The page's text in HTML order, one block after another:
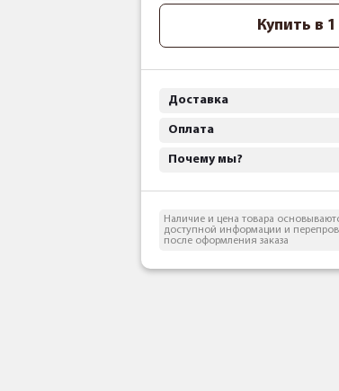
Купить в
Доставка
Оплата
Почему мы?
Наличие и цена товара
доступной информации и
после оформления заказа